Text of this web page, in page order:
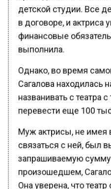
детской студии. Все
в договоре, и актриса
финансовые
выполнила.
Однако, во время
Сагалова находилась
названивать с театра
перевести еще 100
Муж актрисы, не имея
связаться с ней, был
запрашиваемую
произошедшем,
Она уверена, что